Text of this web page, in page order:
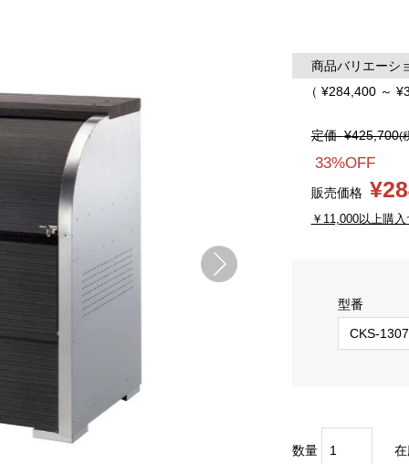
商品バリエーシ
（ ¥284,400 ～
定価¥425,700(
33%OFF
販売価格
￥11,000以上購入
型番
数量